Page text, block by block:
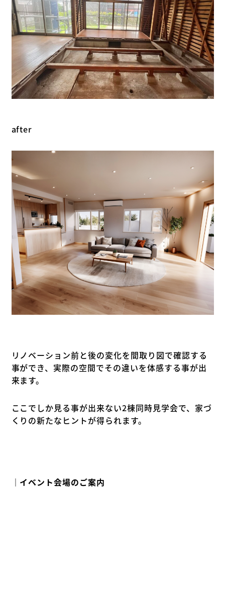
after
リノベーション前と後の変化を間取り図で確認する
事ができ、実際の空間でその違いを体感する事が出
来ます。
ここでしか見る事が出来ない2棟同時見学会で、家づ
くりの新たなヒントが得られます。
｜イベント会場のご案内